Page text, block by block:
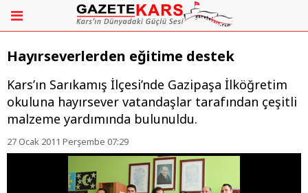
Hayırseverlerden eğitime destek
Kars’ın Sarıkamış İlçesi’nde Gazipaşa İlköğretim
okuluna hayırsever vatandaşlar tarafından çeşitli
malzeme yardımında bulunuldu.
27 Ocak 2011 Perşembe 07:29